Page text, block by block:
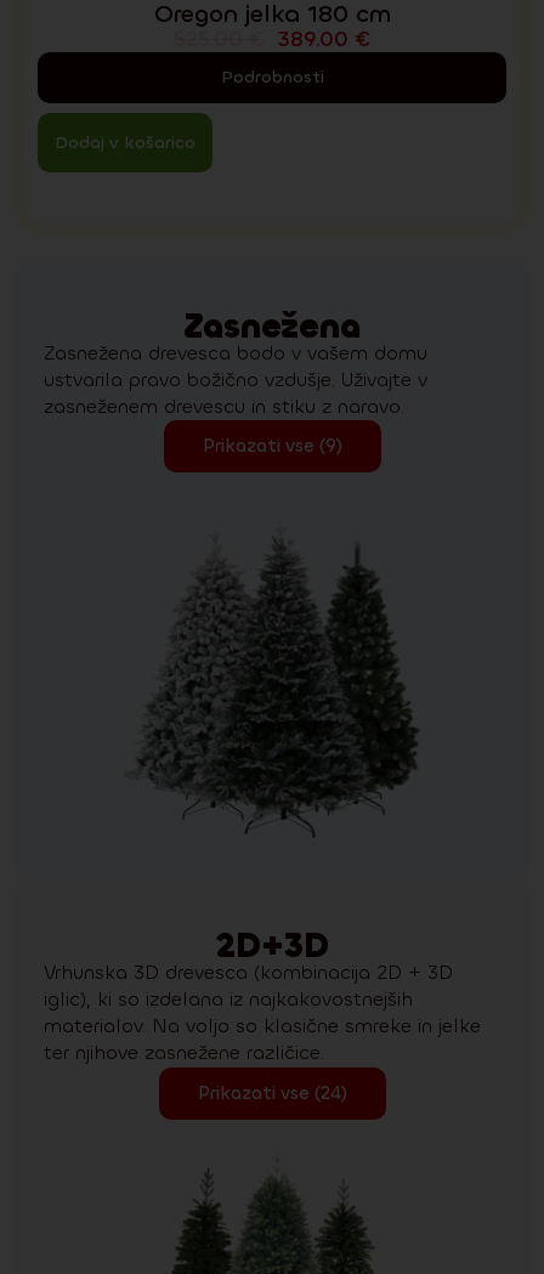
Oregon jelka 180 cm
389.00 €
Podrobnosti
Dodaj v košarico
Zasnežena
Zasnežena drevesca bodo v vašem domu
ustvarila pravo božično vzdušje. Uživajte v
zasneženem drevescu in stiku z naravo.
Prikazati vse (9)
2D+3D
Vrhunska 3D drevesca (kombinacija 2D + 3D
iglic), ki so izdelana iz najkakovostnejših
materialov. Na voljo so klasične smreke in jelke
ter njihove zasnežene različice.
Prikazati vse (24)